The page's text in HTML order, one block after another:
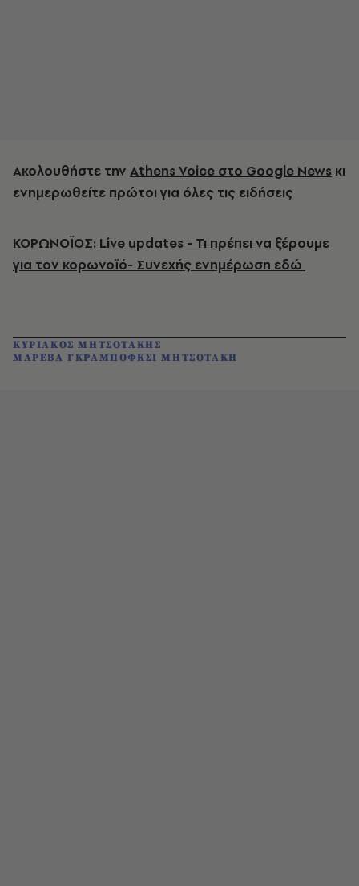
Ακολουθήστε την Athens Voice στο Google News κι
ενημερωθείτε πρώτοι για όλες τις ειδήσεις
ΚΟΡΩΝΟΪΟΣ: Live updates - Τι πρέπει να ξέρουμε
για τον κορωνοϊό- Συνεχής ενημέρωση εδώ
ΚΥΡΙΑΚΟΣ ΜΗΤΣΟΤΑΚΗΣ
ΜΑΡΕΒΑ ΓΚΡΑΜΠΟΦΚΣΙ ΜΗΤΣΟΤΑΚΗ